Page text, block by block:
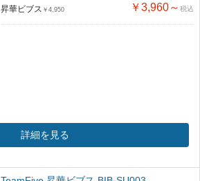
昇華ビブス ￥4,950 ￥3,960～ 税込
詳細を見る